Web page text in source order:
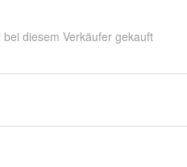
diesem Verkäufer gekauft